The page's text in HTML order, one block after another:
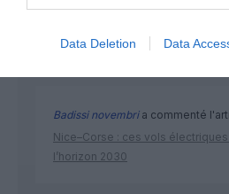
Data Deletion Data
Mathématiquesa commenté
Airlines relie l’Écosse à l’Australie
Badissi novembria commenté
Nice–Corse : ces vols
l’horizon 2030